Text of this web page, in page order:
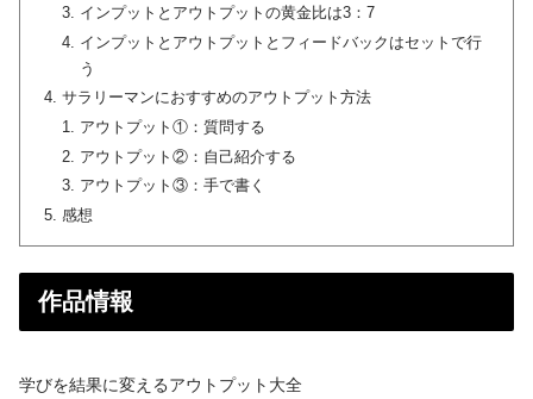
インプットとアウトプットの黄金比は3：7
インプットとアウトプットとフィードバックはセットで行
う
サラリーマンにおすすめのアウトプット方法
アウトプット①：質問する
アウトプット②：自己紹介する
アウトプット③：手で書く
感想
作品情報
学びを結果に変えるアウトプット大全